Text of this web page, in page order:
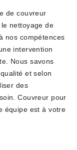
de couvreur
nettoyage de
nos compétences
intervention
Nous savons
et selon
des
Couvreur pour
équipe est à votre